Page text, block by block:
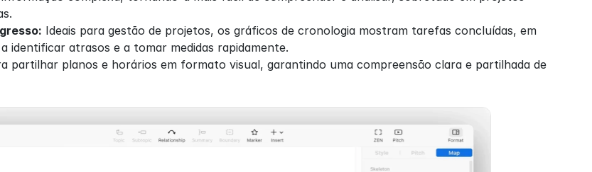
Ideais para gestão de projetos, os gráficos de cronologia mostram tarefas concluídas, em
identificar atrasos e a tomar medidas rapidamente.
partilhar planos e horários em formato visual, garantindo uma compreensão clara e partilhada de